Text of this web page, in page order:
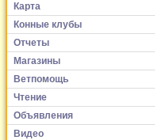
Карта
Конные клубы
Отчеты
Магазины
Ветпомощь
Чтение
Объявления
Видео